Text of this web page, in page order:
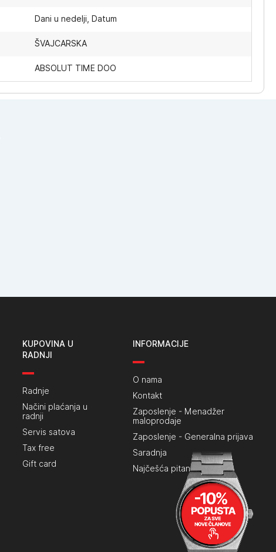
Dani u nedelji, Datum
ŠVAJCARSKA
ABSOLUT TIME DOO
KUPOVINA U
RADNJI
Radnje
Načini plaćanja u
radnji
Servis satova
Tax free
Gift card
INFORMACIJE
O nama
Kontakt
Zaposlenje - Menadžer
maloprodaje
Zaposlenje - Generalna prijava
Saradnja
Najčešća pitanja